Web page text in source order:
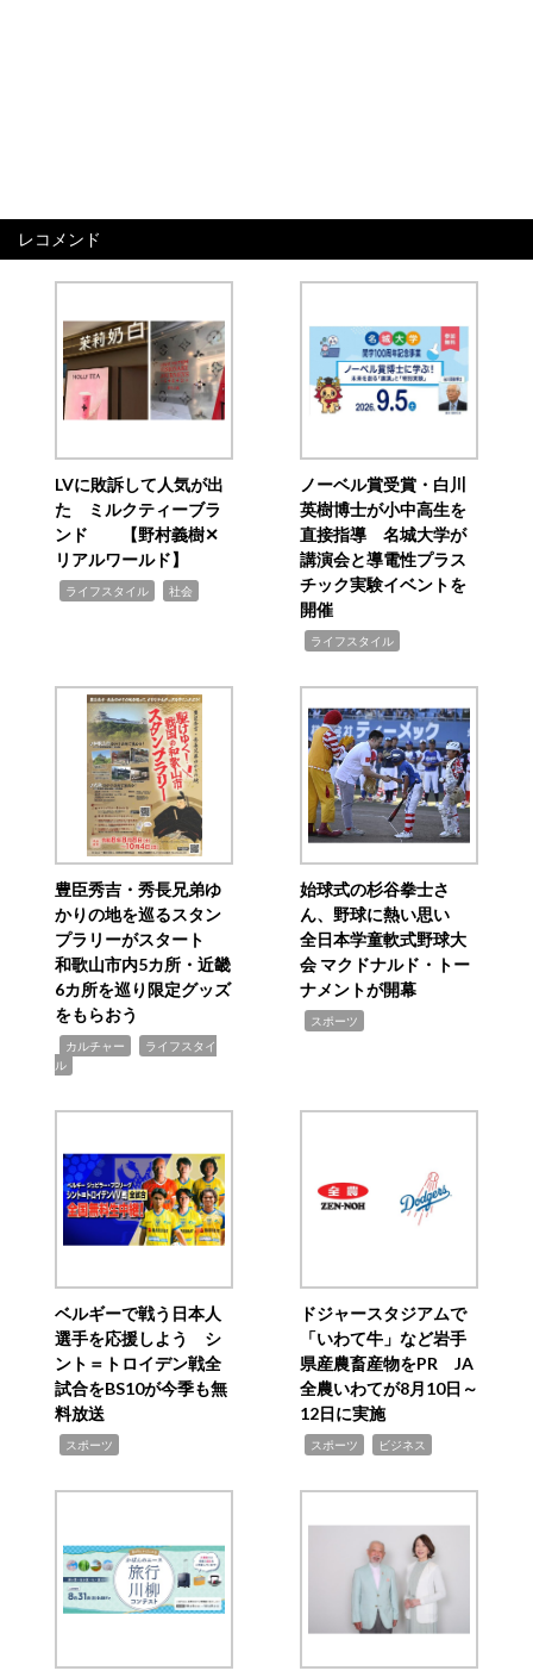
レコメンド
LVに敗訴して人気が出
た ミルクティーブラ
ンド 【野村義樹✕
リアルワールド】
ライフスタイル 社会
ノーベル賞受賞・白川
英樹博士が小中高生を
直接指導 名城大学が
講演会と導電性プラス
チック実験イベントを
開催
ライフスタイル
豊臣秀吉・秀長兄弟ゆ
かりの地を巡るスタン
プラリーがスタート
和歌山市内5カ所・近畿
6カ所を巡り限定グッズ
をもらおう
カルチャー
ライフスタイ
ル
始球式の杉谷拳士さ
ん、野球に熱い思い
全日本学童軟式野球大
会 マクドナルド・トー
ナメントが開幕
スポーツ
ベルギーで戦う日本人
選手を応援しよう シ
ント＝トロイデン戦全
試合をBS10が今季も無
料放送
スポーツ
ドジャースタジアムで
「いわて牛」など岩手
県産農畜産物をPR JA
全農いわてが8月10日～
12日に実施
スポーツ ビジネス